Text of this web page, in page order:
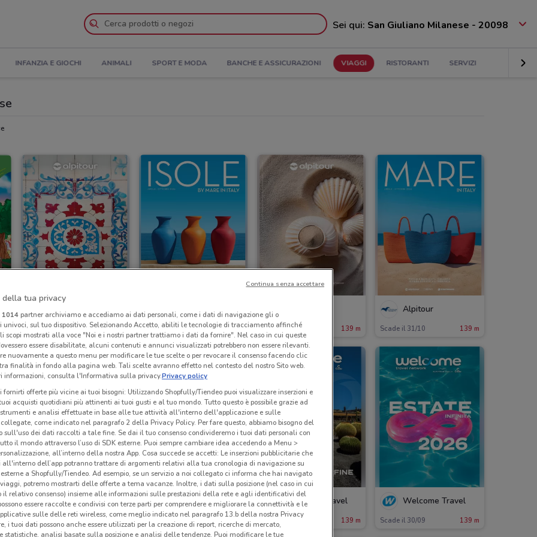
Sei qui: San Giuliano Milanese - 20098
INFANZIA E GIOCHI ANIMALI SPORT E MODA BANCHE E ASSICURAZIONI VIAGGI RISTORANTI SERVIZI
Alpitour
Scade il 31/10 139 m
Alpitour
Scade il 31/10 139 m Scade il 31/10 139 m
Alpitour
Scade il 31/10 139 m
Alpitour
Scade il 31/12 139 m
-1 GIORNO
Costa Crociere
Scade domani 139 m
Welcome Travel
Scade il 30/09 139 m
Welcome Travel
Scade il 30/09 139 m
della tua privacy
1014partner archiviamo e accediamo ai dati personali, come i dati di navigazione gli o
sul tuo dispositivo. Selezionando Accetto, abiliti le tecnologie di tracciamento affinché
scopi mostrati alla voce "Noi e i nostri partner trattiamo i dati da fornire". Nel caso in cui queste
essere disabilitate, alcuni contenuti e annunci visualizzati potrebbero non essere rilevanti.
nuovamente a questo menu per modificare le tue scelte o per revocare il consenso facendo clic
finalità in fondo alla pagina web. Tali scelte avranno effetto nel contesto del nostro Sito web.
informazioni, consulta l'Informativa sulla privacy.Privacy policy
fornirti offerte più vicine ai tuoi bisogni: Utilizzando Shopfully/Tiendeo puoi visualizzare inserzioni e
acquisti quotidiani più attinenti ai tuoi gusti e al tuo mondo. Tutto questo è possibile grazie ad
e analisi effettuate in base alle tue attività all'interno dell'applicazione e sulle
come indicato nel paragrafo 2 della Privacy Policy. Per fare questo, abbiamo bisogno del
sull'uso dei dati raccolti a tale fine. Se dai il tuo consenso condivideremo i tuoi dati personali con
il mondo attraverso l’uso di SDK esterne. Puoi sempre cambiare idea accedendo a Menu >
all’interno della nostra App. Cosa succede se accetti: Le inserzioni pubblicitarie che
all'interno dell’app potranno trattare di argomenti relativi alla tua cronologia di navigazione su
a Shopfully/Tiendeo. Ad esempio, se un servizio a noi collegato ci informa che hai navigato
potremo mostrarti delle offerte a tema vacanze. Inoltre, i dati sulla posizione (nel caso in cui
il relativo consenso) insieme alle informazioni sulle prestazioni della rete e agli identificativi del
essere raccolte e condivisi con terze parti per comprendere e migliorare la connettività e le
sulle delle reti wireless, come meglio indicato nel paragrafo 13.b della nostra Privacy
i tuoi dati possono anche essere utilizzati per la creazione di report, ricerche di mercato,
statistiche, analisi basate sulla posizione e analisi delle tendenze. Puoi modificare le tue
Continua senza accettare